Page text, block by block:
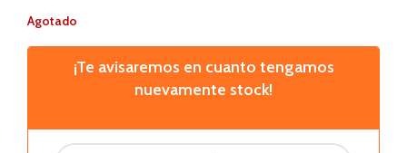
Agotado
¡Te avisaremos en cuanto tengamos
nuevamente stock!